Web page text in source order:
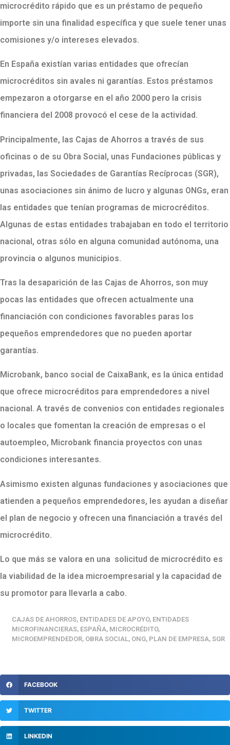
microcrédito rápido que es un préstamo de pequeño
importe sin una finalidad específica y que suele tener unas
comisiones y/o intereses elevados.
En España existían varias entidades que ofrecían
microcréditos sin avales ni garantías. Estos préstamos
empezaron a otorgarse en el año 2000 pero la crisis
financiera del 2008 provocó el cese de la actividad.
Principalmente, las Cajas de Ahorros a través de sus
oficinas o de su Obra Social, unas Fundaciones públicas y
privadas, las Sociedades de Garantías Recíprocas (SGR),
unas asociaciones sin ánimo de lucro y algunas ONGs, eran
las entidades que tenían programas de microcréditos.
Algunas de estas entidades trabajaban en todo el territorio
nacional, otras sólo en alguna comunidad autónoma, una
provincia o algunos municipios.
Tras la desaparición de las Cajas de Ahorros, son muy
pocas las entidades que ofrecen actualmente una
financiación con condiciones favorables paras los
pequeños emprendedores que no pueden aportar
garantías.
Microbank, banco social de CaixaBank, es la única entidad
que ofrece microcréditos para emprendedores a nivel
nacional. A través de convenios con entidades regionales
o locales que fomentan la creación de empresas o el
autoempleo, Microbank financia proyectos con unas
condiciones interesantes.
Asimismo existen algunas fundaciones y asociaciones que
atienden a pequeños emprendedores, les ayudan a diseñar
el plan de negocio y ofrecen una financiación a través del
microcrédito.
Lo que más se valora en una solicitud de microcrédito es
la viabilidad de la idea microempresarial y la capacidad de
su promotor para llevarla a cabo.
CAJAS DE AHORROS, ENTIDADES DE APOYO, ENTIDADES
MICROFINANCIERAS, ESPAÑA, MICROCRÉDITO,
MICROEMPRENDEDOR, OBRA SOCIAL, ONG, PLAN DE EMPRESA, SGR
FACEBOOK
TWITTER
LINKEDIN